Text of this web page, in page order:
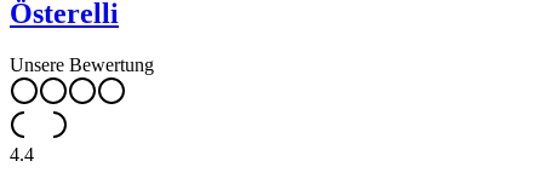
Österelli
Unsere Bewertung
4.4